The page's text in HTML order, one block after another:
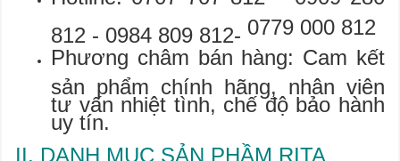
812 - 0984 809 812- 0779 000 812
Phương châm bán hàng: Cam kết
sản phẩm chính hãng, nhân viên
tư vấn nhiệt tình, chế độ bảo hành
uy tín.
II. DANH MỤC SẢN PHẦM RITA